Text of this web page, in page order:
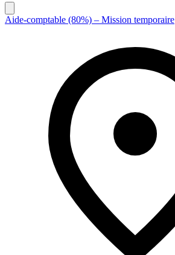
Aide-comptable (80%) – Mission temporaire